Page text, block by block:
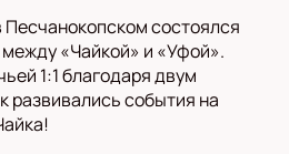
Песчанокопском состоялся
«Чайкой» и «Уфой».
1:1 благодаря двум
развивались события на